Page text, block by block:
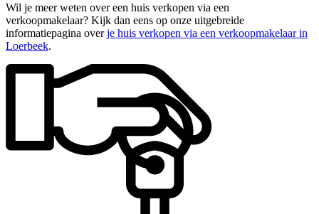
Wil je meer weten over een huis verkopen via een
verkoopmakelaar? Kijk dan eens op onze uitgebreide
informatiepagina overje huis verkopen via een verkoopmakelaar in
Loerbeek.